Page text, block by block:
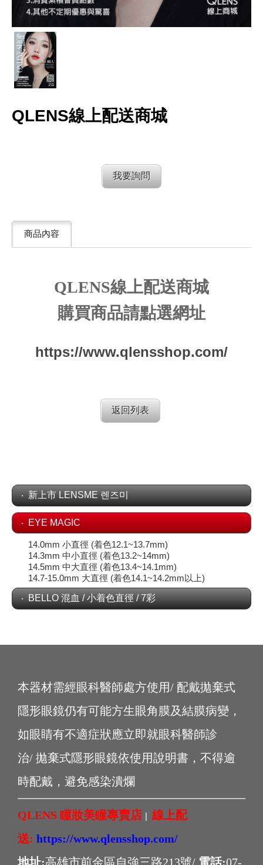
QLENS線上配送商城
我要詢問
商品內容
QLENS線上配送商城
購買商品請點選網址
https://www.qlensshop.com/
返回列表
新上市 LENSME 렌즈미
EYE MAGIC
14.0mm 小直徑 (着色12.1~13.7mm)
14.3mm 中小直徑 (着色13.2~14mm)
14.5mm 中大直徑 (着色13.4~14.1mm)
14.7-15.0mm 大直徑 (着色14.1~14.2mm以上)
BELLO 混血 / 小着色直徑 / 7彩
本器材需經眼科醫師處方使用/ 配戴拋棄式
隱形眼鏡仍有可能方生眼角膜及結膜病變，
如眼睛有不適症狀應立即就眼科醫師診
治/ 拋棄式隱形眼鏡依使用說明書，不得逾
時配戴，避免感染潰爛
QLENS 瞳妝美瞳專賣店 | 線上配
送: https://www.qlensshop.com/
地址:高雄市前金區自強三路213號/ 電話:07-